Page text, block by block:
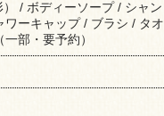
/ ボディーソープ / シャン
ーキャップ / ブラシ / タオ
部・要予約）